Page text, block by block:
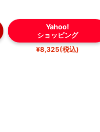
Yahoo!
ショッピング
¥8,325(税込)